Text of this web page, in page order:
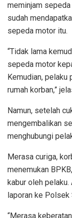
meminjam
sudah
sepeda motor itu.
“Tidak lama
sepeda motor
Kemudian,
rumah korban,”
Namun, setelah
mengembalikan
menghubungi
Merasa curiga,
menemukan
kabur oleh
laporan ke Polsek
“Merasa